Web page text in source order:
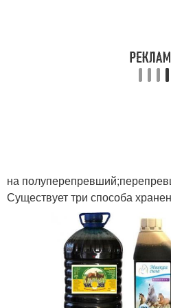
на
Существует три способа